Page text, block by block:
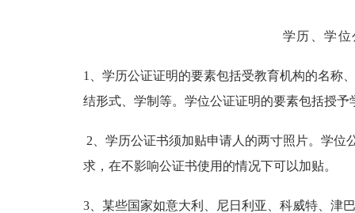
学历、学
1、学历公证证明的要素包括受教育机构的名称
结形式、学制等。学位公证证明的要素包括授
2、学历公证书须加贴申请人的两寸照片。学
求，在不影响公证书使用的情况下可以加贴。
3、某些国家如意大利、尼日利亚、科威特、津